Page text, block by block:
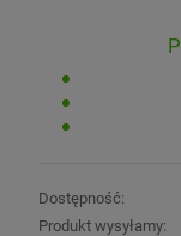
Dostępność:
Produkt wysyłamy: